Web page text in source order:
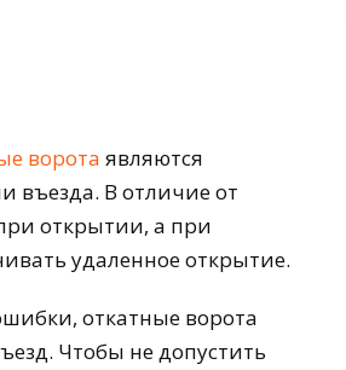
ворота являются
В отличие от
открытии, а при
удаленное открытие.
откатные ворота
Чтобы не допустить